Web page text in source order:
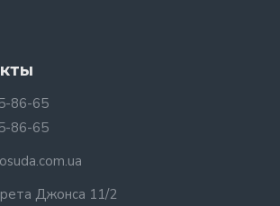
86-65
86-65
Джонса 11/2